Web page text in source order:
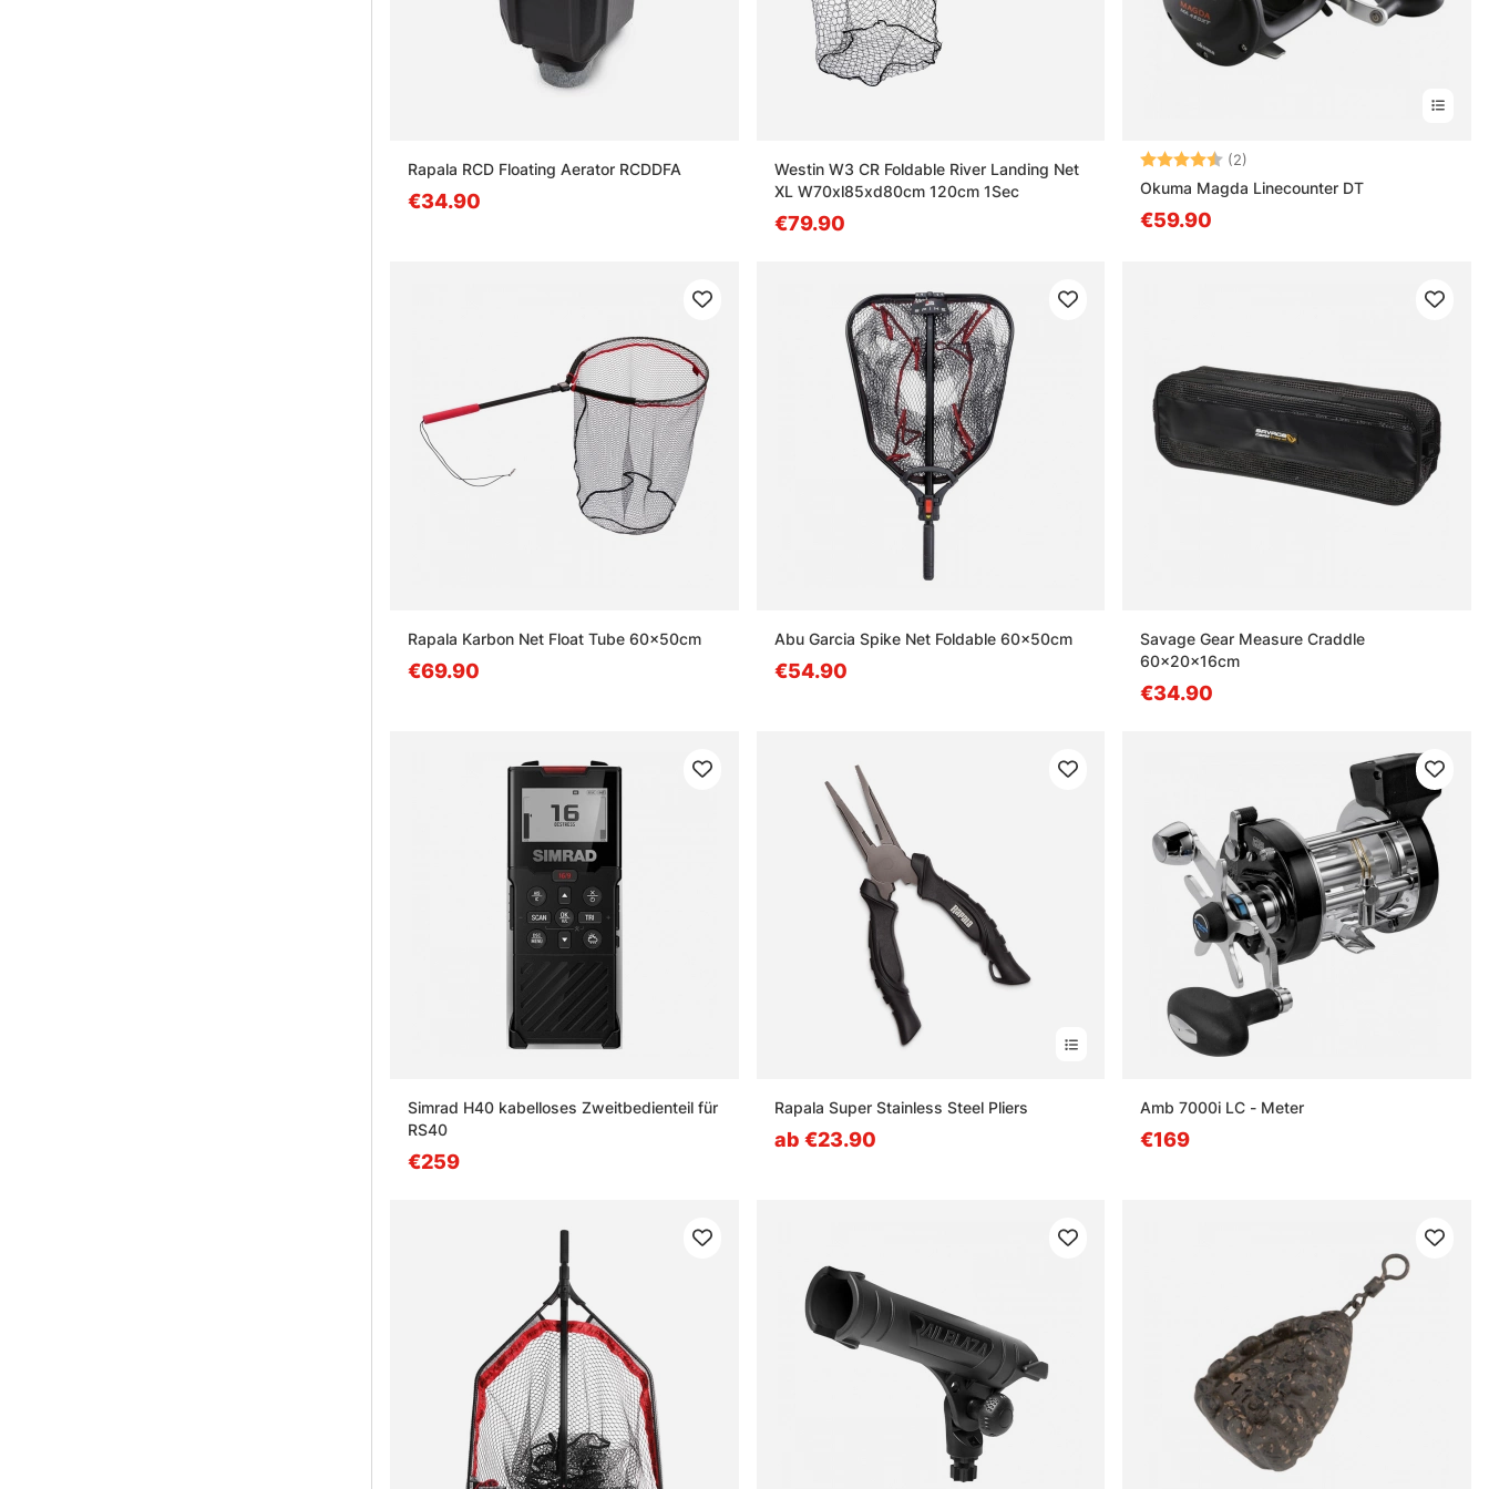
Rapala RCD Floating Aerator RCDDFA
€34.90
Westin W3 CR Foldable River Landing Net
XL W70xl85xd80cm 120cm 1Sec
€79.90
Bewertung: (2)
Okuma Magda Linecounter DT
€59.90
Rapala Karbon Net Float Tube 60x50cm
€69.90
Abu Garcia Spike Net Foldable 60x50cm
€54.90
Savage Gear Measure Craddle
60x20x16cm
€34.90
Simrad H40 kabelloses Zweitbedienteil für
RS40
€259
Rapala Super Stainless Steel Pliers
ab €23.90
Amb 7000i LC - Meter
€169